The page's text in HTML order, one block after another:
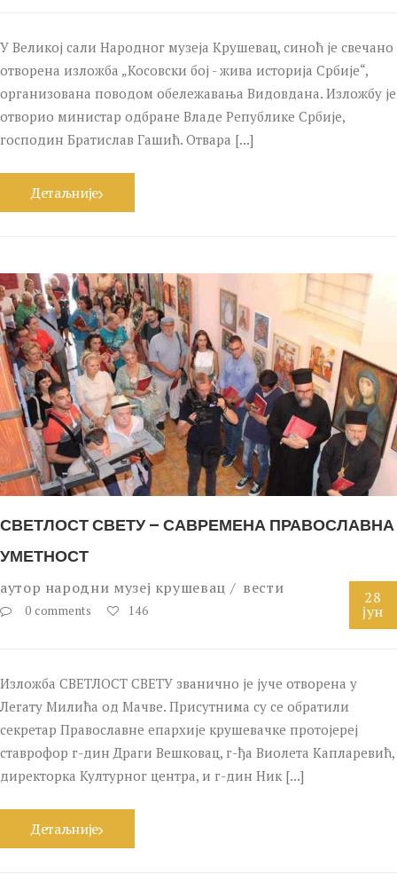
У Великој сали Народног музеја Крушевац, синоћ је свечано
отворена изложба „Косовски бој - жива историја Србије“,
организована поводом обележавања Видовдана. Изложбу је
отворио министар одбране Владе Републике Србије,
господин Братислав Гашић. Отвара [...]
Детаљније
СВЕТЛОСТ СВЕТУ – САВРЕМЕНА ПРАВОСЛАВНА
УМЕТНОСТ
аутор народни музеј крушевац вести
0 comments 146
28
јун
Изложба СВЕТЛОСТ СВЕТУ званично је јуче отворена у
Легату Милића од Мачве. Присутнима су се обратили
секретар Православне епархије крушевачке протојереј
ставрофор г-дин Драги Вешковац, г-ђа Виолета Капларевић,
директорка Културног центра, и г-дин Ник [...]
Детаљније